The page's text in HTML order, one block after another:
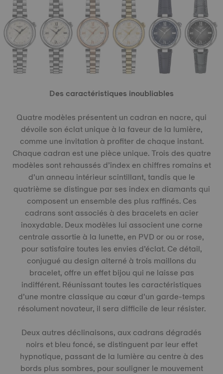
Des caractéristiques inoubliables
Quatre modèles présentent un cadran en nacre, qui
dévoile son éclat unique à la faveur de la lumière,
comme une invitation à profiter de chaque instant.
Chaque cadran est une pièce unique. Trois des quatre
modèles sont rehaussés d’index en chiffres romains et
d’un anneau intérieur scintillant, tandis que le
quatrième se distingue par ses index en diamants qui
composent un ensemble des plus raffinés. Ces
cadrans sont associés à des bracelets en acier
inoxydable. Deux modèles lui associent une corne
centrale assortie à la lunette, en PVD or ou or rose,
pour satisfaire toutes les envies d’éclat. Ce détail,
conjugué au design alterné à trois maillons du
bracelet, offre un effet bijou qui ne laisse pas
indifférent. Réunissant toutes les caractéristiques
d’une montre classique au cœur d’un garde-temps
résolument novateur, il sera difficile de leur résister.
Deux autres déclinaisons, aux cadrans dégradés
noirs et bleu foncé, se distinguent par leur effet
hypnotique, passant de la lumière au centre à des
bords plus sombres, pour souligner le mouvement